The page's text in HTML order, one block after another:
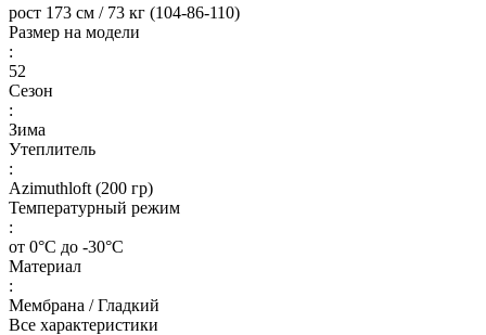
рост 173 см / 73 кг (104-86-110)
Размер на модели
:
52
Сезон
:
Зима
Утеплитель
:
Azimuthloft (200 гр)
Температурный режим
:
от 0°С до -30°С
Материал
:
Мембрана / Гладкий
Все характеристики